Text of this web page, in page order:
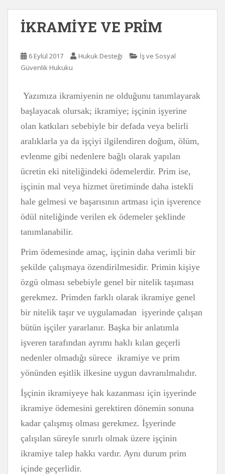
İKRAMİYE VE PRİM
6 Eylül 2017 Hukuk Desteği
İş ve Sosyal
Güvenlik Hukuku
Yazımıza ikramiyenin ne olduğunu tanımlayarak
başlayacak olursak; ikramiye; işçinin işyerine
olan katkıları sebebiyle bir defada veya belirli
aralıklarla ya da işçiyi ilgilendiren doğum, ölüm,
evlenme gibi nedenlere bağlı olarak yapılan
ücretin eki niteliğindeki ödemelerdir. Prim ise,
işçinin mal veya hizmet üretiminde daha istekli
hale gelmesi ve başarısının artması için işverence
ödül niteliğinde verilen ek ödemeler şeklinde
tanımlanabilir.
Prim ödemesinde amaç, işçinin daha verimli bir
şekilde çalışmaya özendirilmesidir. Primin kişiye
özgü olması sebebiyle genel bir nitelik taşıması
gerekmez. Primden farklı olarak ikramiye genel
bir nitelik taşır ve uygulamadan işyerinde çalışan
bütün işçiler yararlanır. Başka bir anlatımla
işveren tarafından ayrımı haklı kılan geçerli
nedenler olmadığı sürece ikramiye ve prim
yönünden eşitlik ilkesine uygun davranılmalıdır.
İşçinin ikramiyeye hak kazanması için işyerinde
ikramiye ödemesini gerektiren dönemin sonuna
kadar çalışmış olması gerekmez. İşyerinde
çalışılan süreyle sınırlı olmak üzere işçinin
ikramiye talep hakkı vardır. Aynı durum prim
içinde geçerlidir.